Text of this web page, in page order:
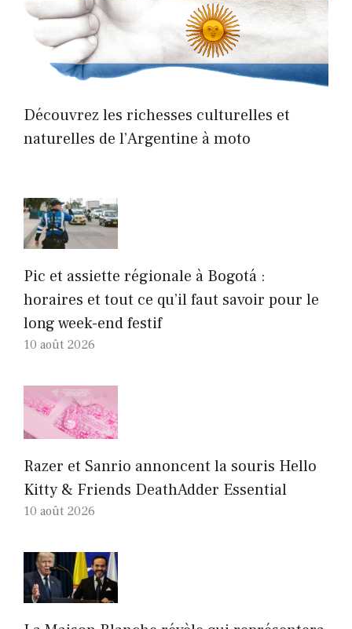
Découvrez les richesses culturelles et
naturelles de l’Argentine à moto
Pic et assiette régionale à Bogotá :
horaires et tout ce qu’il faut savoir pour le
long week-end festif
10 août 2026
Razer et Sanrio annoncent la souris Hello
Kitty & Friends DeathAdder Essential
10 août 2026